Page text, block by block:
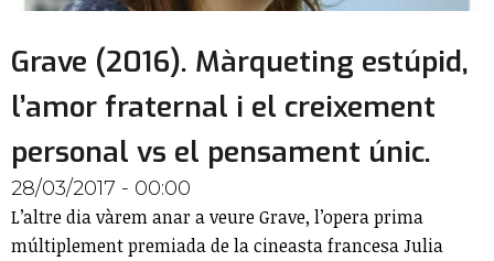
Grave (2016). Màrqueting estúpid,
l’amor fraternal i el creixement
personal vs el pensament únic.
28/03/2017 - 00:00
L’altre dia vàrem anar a veure Grave, l’opera prima
múltiplement premiada de la cineasta francesa Julia